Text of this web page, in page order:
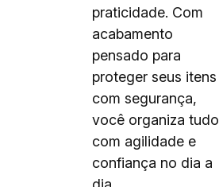
praticidade. Com
acabamento
pensado para
proteger seus itens
com segurança,
você organiza tudo
com agilidade e
confiança no dia a